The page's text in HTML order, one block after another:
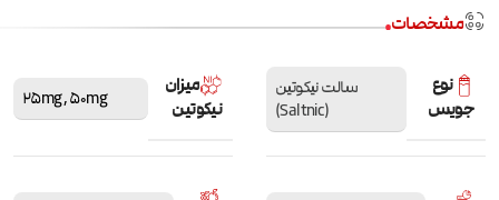
مشخصات
نوع
جویس
سالت نیکوتین
(Saltnic)
میزان
نیکوتین
25mg,50mg